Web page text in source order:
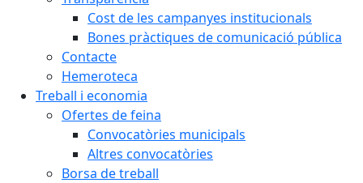
Cost de les campanyes institucionals
Bones pràctiques de comunicació pública
Contacte
Hemeroteca
Treball i economia
Ofertes de feina
Convocatòries municipals
Altres convocatòries
Borsa de treball